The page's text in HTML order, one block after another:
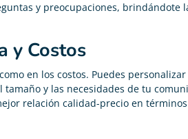
y preocupaciones, brindándote
y Costos
en los costos. Puedes
y las necesidades de tu
relación calidad-precio en
Administración de Fincas

Ahorramos tiempo, encontramos el